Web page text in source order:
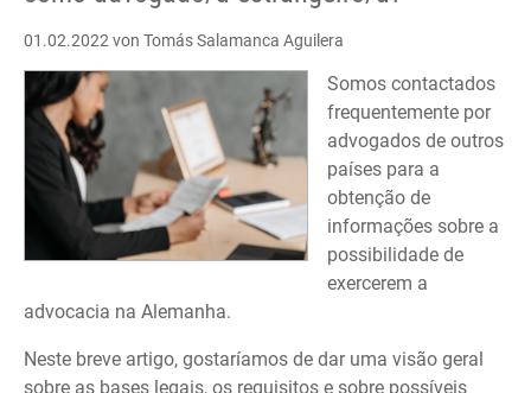
01.02.2022 von Tomás Salamanca Aguilera
Somos contactados
frequentemente por
advogados de outros
países para a
obtenção de
informações sobre a
possibilidade de
exercerem a
advocacia na Alemanha.
Neste breve artigo, gostaríamos de dar uma visão geral
sobre as bases legais, os requisitos e sobre possíveis